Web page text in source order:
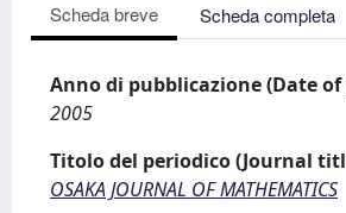
Scheda breve Scheda completa
Anno di pubblicazione (Date
2005
Titolo del periodico (Journal
OSAKA JOURNAL OF MATHEMATICS